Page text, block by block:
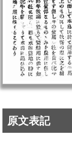
原文表記